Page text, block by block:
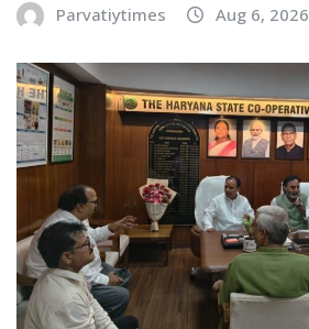
Parvatiytimes Aug 6, 2026